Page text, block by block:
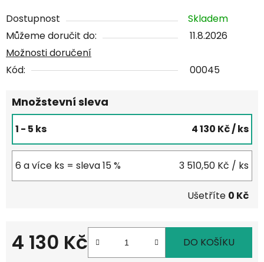
Dostupnost
Skladem
Můžeme doručit do:
11.8.2026
Možnosti doručení
Kód:
00045
Množstevní sleva
1 - 5 ks 4 130 Kč/ ks
6 a více ks = sleva 15 % 3 510,50 Kč / ks
Ušetříte 0 Kč
4 130 Kč DO KOŠÍKU